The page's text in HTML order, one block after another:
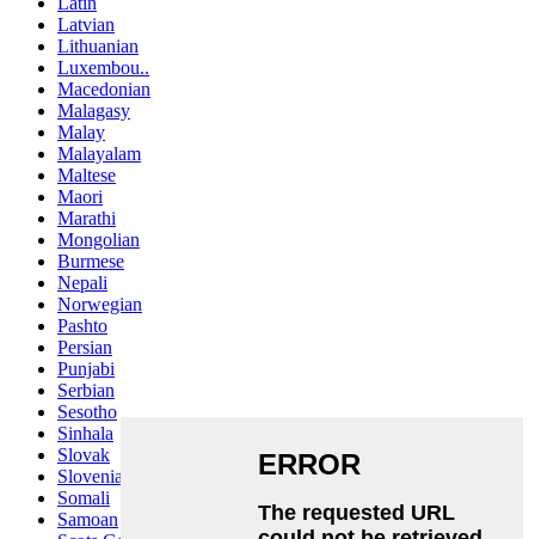
Latvian
Lithuanian
Luxembou..
Macedonian
Malagasy
Malay
Malayalam
Maltese
Maori
Marathi
Mongolian
Burmese
Nepali
Norwegian
Pashto
Persian
Punjabi
Serbian
Sesotho
Sinhala
Slovak
Slovenian
Somali
Samoan